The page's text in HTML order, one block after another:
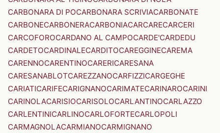
CARBONARA DI POCARBONARA SCRIVIACARBONATE
CARBONECARBONERACARBONIACARCARECARCERI
CARCOFOROCARDANO AL CAMPOCARDE'CARDEDU
CARDETOCARDINALECARDITOCAREGGINECAREMA
CARENNOCARENTINOCARERICARESANA
CARESANABLOTCAREZZANOCARFIZZICARGEGHE
CARIATICARIFECARIGNANOCARIMATECARINAROCARINI
CARINOLACARISIOCARISOLOCARLANTINOCARLAZZO
CARLENTINICARLINOCARLOFORTECARLOPOLI
CARMAGNOLACARMIANOCARMIGNANO